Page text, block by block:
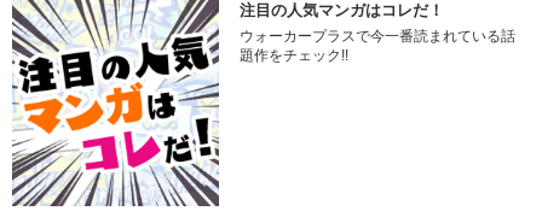
注目の人気マンガはコレだ！
ウォーカープラスで今一番読まれている話
題作をチェック!!